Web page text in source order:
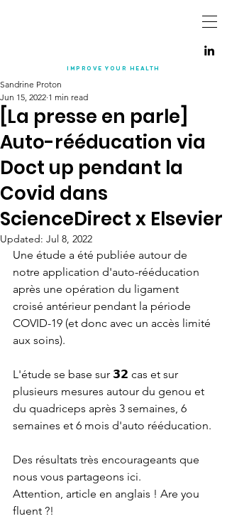
IMPROVE YOUR HEALTH
[La presse en parle]
Auto-rééducation via
Doct up pendant la
Covid dans
ScienceDirect x Elsevier
Sandrine Proton
Jun 15, 2022 1 min read
Updated: Jul 8, 2022
Une étude a été publiée autour de
notre application d'auto-rééducation
après une opération du ligament
croisé antérieur pendant la période
COVID-19 (et donc avec un accès limité
aux soins).
L'étude se base sur 𝟯𝟮 cas et sur
plusieurs mesures autour du genou et
du quadriceps après 3 semaines, 6
semaines et 6 mois d'auto rééducation.
Des résultats très encourageants que
nous vous partageons ici.
Attention, article en anglais ! Are you
fluent ?!